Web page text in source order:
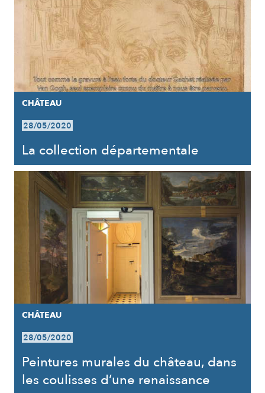
CHÂTEAU
28/05/2020
La collection départementale
CHÂTEAU
28/05/2020
Peintures murales du château, dans
les coulisses d’une renaissance